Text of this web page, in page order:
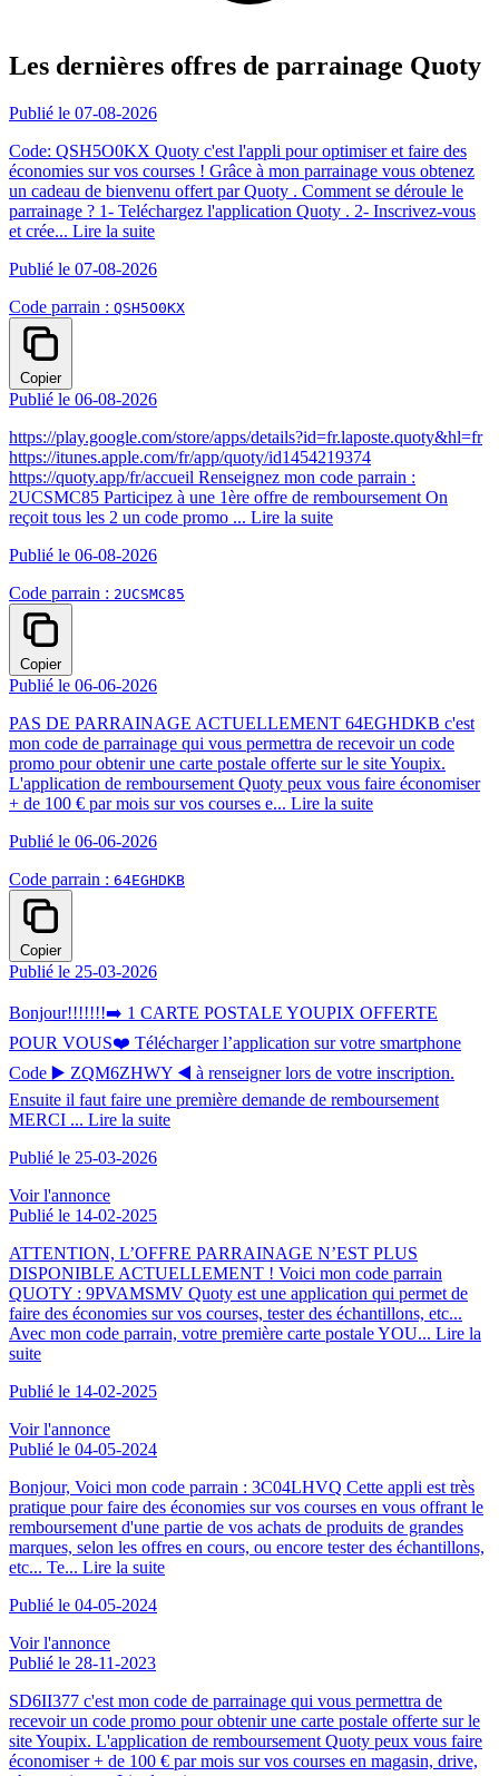
Les dernières offres de parrainage Quoty
Publié le 07-08-2026
Code: QSH5O0KX Quoty c'est l'appli pour optimiser et faire des
économies sur vos courses ! Grâce à mon parrainage vous obtenez
un cadeau de bienvenu offert par Quoty . Comment se déroule le
parrainage ? 1- Teléchargez l'application Quoty . 2- Inscrivez-vous
et crée... Lire la suite
Publié le 07-08-2026
Code parrain : QSH5O0KX
Copier
Publié le 06-08-2026
https://play.google.com/store/apps/details?id=fr.laposte.quoty&hl=fr
https://itunes.apple.com/fr/app/quoty/id1454219374
https://quoty.app/fr/accueil Renseignez mon code parrain :
2UCSMC85 Participez à une 1ère offre de remboursement On
reçoit tous les 2 un code promo ... Lire la suite
Publié le 06-08-2026
Code parrain : 2UCSMC85
Copier
Publié le 06-06-2026
PAS DE PARRAINAGE ACTUELLEMENT 64EGHDKB c'est
mon code de parrainage qui vous permettra de recevoir un code
promo pour obtenir une carte postale offerte sur le site Youpix.
L'application de remboursement Quoty peux vous faire économiser
+ de 100 € par mois sur vos courses e... Lire la suite
Publié le 06-06-2026
Code parrain : 64EGHDKB
Copier
Publié le 25-03-2026
Bonjour!!!!!!!➡️ 1 CARTE POSTALE YOUPIX OFFERTE
POUR VOUS❤️ Télécharger l’application sur votre smartphone
Code ▶️ ZQM6ZHWY ◀️ à renseigner lors de votre inscription.
Ensuite il faut faire une première demande de remboursement
MERCI ... Lire la suite
Publié le 25-03-2026
Voir l'annonce
Publié le 14-02-2025
ATTENTION, L’OFFRE PARRAINAGE N’EST PLUS
DISPONIBLE ACTUELLEMENT ! Voici mon code parrain
QUOTY : 9PVAMSMV Quoty est une application qui permet de
faire des économies sur vos courses, tester des échantillons, etc...
Avec mon code parrain, votre première carte postale YOU... Lire la
suite
Publié le 14-02-2025
Voir l'annonce
Publié le 04-05-2024
Bonjour, Voici mon code parrain : 3C04LHVQ Cette appli est très
pratique pour faire des économies sur vos courses en vous offrant le
remboursement d'une partie de vos achats de produits de grandes
marques, selon les offres en cours, ou encore tester des échantillons,
etc... Te... Lire la suite
Publié le 04-05-2024
Voir l'annonce
Publié le 28-11-2023
SD6II377 c'est mon code de parrainage qui vous permettra de
recevoir un code promo pour obtenir une carte postale offerte sur le
site Youpix. L'application de remboursement Quoty peux vous faire
économiser + de 100 € par mois sur vos courses en magasin, drive,